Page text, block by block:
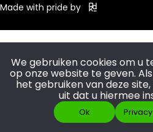
Made with pride by
We gebruiken cookies om u
op onze website te geven.
het gebruiken van deze
uit dat u hiermee
Ok